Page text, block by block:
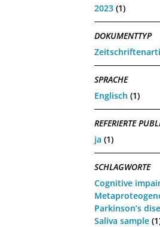
2023 (1)
DOKUMENTTYP
SPRACHE
Englisch (1)
REFERIERTE
ja (1)
SCHLAGWORTE
Cognitive
Parkinson’s
Saliva sample